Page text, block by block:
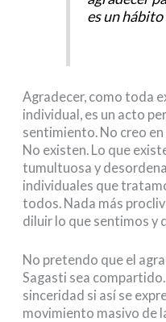
es un
Agradecer, como toda
individual, es un acto
sentimiento. No creo
No existen. Lo que
tumultuosa y
individuales que
todos. Nada más
diluir lo que sentimos y
No pretendo que el
Sagasti sea
sinceridad si así se
movimiento masivo de